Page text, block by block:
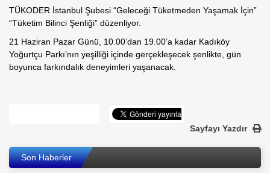
TÜKODER İstanbul Şubesi “Geleceği Tüketmeden Yaşamak İçin”
“Tüketim Bilinci Şenliği” düzenliyor.
21 Haziran Pazar Günü, 10.00’dan 19.00’a kadar Kadıköy
Yoğurtçu Parkı’nın yeşilliği içinde gerçekleşecek şenlikte, gün
boyunca farkındalık deneyimleri yaşanacak.
Sayfayı Yazdır
Son Haberler